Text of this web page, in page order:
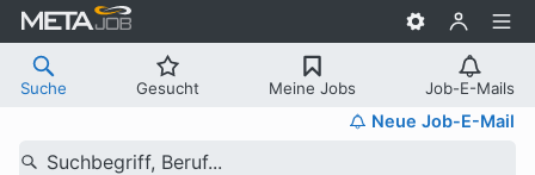
Suche Gesucht Meine Jobs Job-E-Mails
Neue Job-E-Mail
Suchbegriff, Beruf...